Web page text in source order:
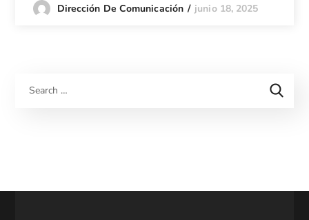
Dirección De Comunicación junio 18, 2025